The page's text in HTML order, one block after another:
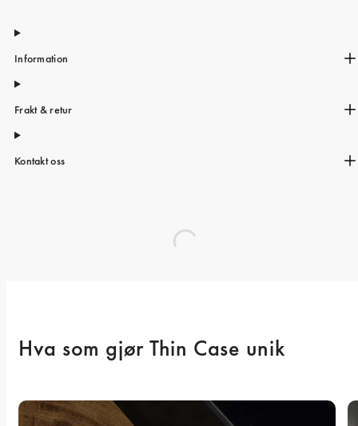
Information
Frakt & retur
Kontakt oss
Hva som gjør Thin Case unik